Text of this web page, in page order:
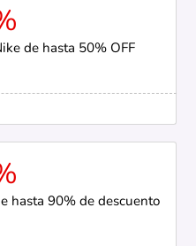
de hasta 50% OFF
hasta 90% de descuento